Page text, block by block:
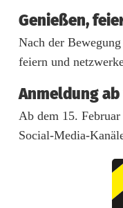
m
b
e
r
g
s
Genießen,
Nach der
feiern und
Anmeldung ab
Ab dem 15.
Social-Media-